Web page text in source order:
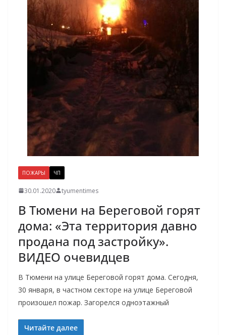
ПОЖАРЫ ЧП
30.01.2020 tyumentimes
В Тюмени на Береговой горят
дома: «Эта территория давно
продана под застройку».
ВИДЕО очевидцев
В Тюмени на улице Береговой горят дома. Сегодня,
30 января, в частном секторе на улице Береговой
произошел пожар. Загорелся одноэтажный
Читайте далее